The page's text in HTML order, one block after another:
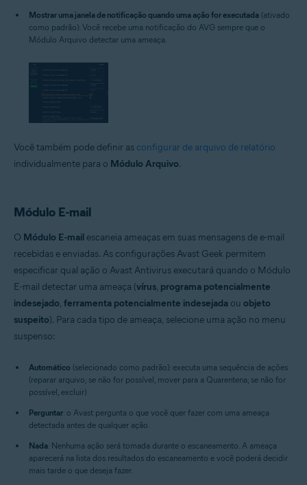
Mostrar uma janela de notificação quando uma ação for executada (ativado
como padrão): Você recebe uma notificação do AVG sempre que o
Módulo Arquivo detectar uma ameaça.
Você também pode definir as configurar de arquivo de relatório
individualmente para o Módulo Arquivo.
Módulo E-mail
O Módulo E-mail escaneia ameaças em suas mensagens de e-mail
recebidas e enviadas. As configurações Avast Geek permitem
especificar qual ação o Avast Antivirus executará quando o Módulo
E-mail detectar uma ameaça (vírus, programa potencialmente
indesejado, ferramenta potencialmente indesejada ou objeto
suspeito). Para cada tipo de ameaça, selecione uma ação no menu
suspenso:
Automático (selecionado como padrão): executa uma sequência de ações
(reparar arquivo; se não for possível, mover para a Quarentena; se não for
possível, excluir)
Perguntar: o Avast pergunta o que você quer fazer com uma ameaça
detectada antes de qualquer ação.
Nada: Nenhuma ação será tomada durante o escaneamento. A ameaça
aparecerá na lista dos resultados do escaneamento e você poderá decidir
mais tarde o que deseja fazer.